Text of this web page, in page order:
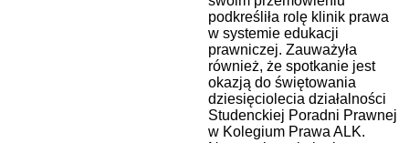
podkreśliła rolę klinik prawa
w systemie edukacji
prawniczej. Zauważyła
również, że spotkanie jest
okazją do świętowania
dziesięciolecia działalności
Studenckiej Poradni Prawnej
w Kolegium Prawa ALK.